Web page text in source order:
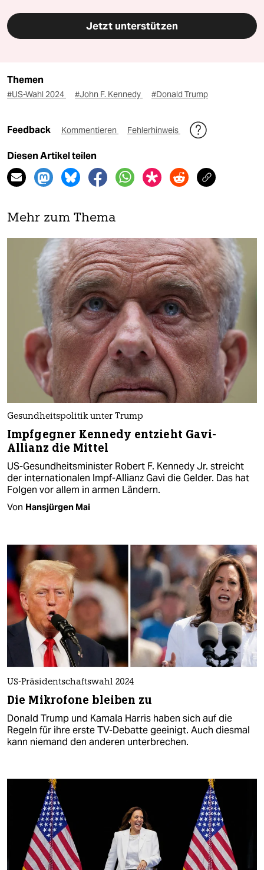
Jetzt unterstützen
Themen
#US-Wahl 2024 #John F. Kennedy #Donald Trump
Feedback Kommentieren Fehlerhinweis
Diesen Artikel teilen
Mehr zum Thema
Gesundheitspolitik unter Trump
Impfgegner Kennedy entzieht Gavi-
Allianz die Mittel
US-Gesundheitsminister Robert F. Kennedy Jr. streicht
der internationalen Impf-Allianz Gavi die Gelder. Das hat
Folgen vor allem in armen Ländern.
Von Hansjürgen Mai
US-Präsidentschaftswahl 2024
Die Mikrofone bleiben zu
Donald Trump und Kamala Harris haben sich auf die
Regeln für ihre erste TV-Debatte geeinigt. Auch diesmal
kann niemand den anderen unterbrechen.